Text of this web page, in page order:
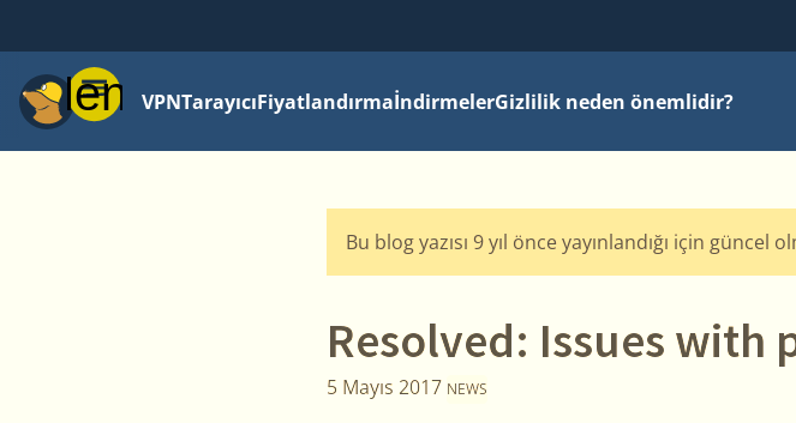
MenüVPNTarayıcıFiyatlandırmaİndirmelerGizlilik neden önemlidir?
Bu blog yazısı 9 yıl önce yayınlandığı için güncel
Resolved: Issues with
5 Mayıs 2017 NEWS